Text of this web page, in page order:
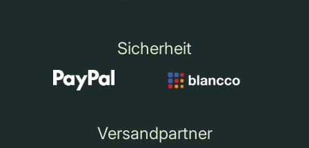
Sicherheit
Versandpartner